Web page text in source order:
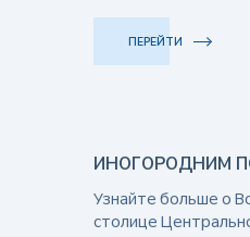
ПЕРЕЙТИ
ИНОГОРОДНИМ
Узнайте больше о
столице